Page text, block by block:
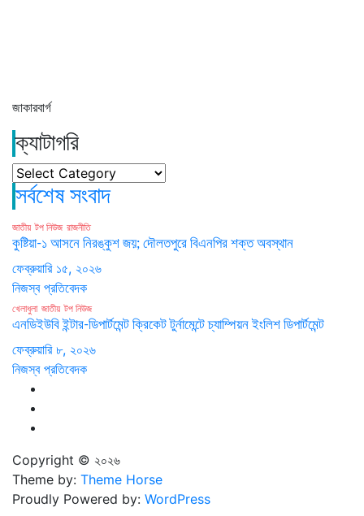
জাকারবার্গ
ক্যাটাগরি
ক্যাটাগরি
সর্বশেষ সংবাদ
জাতীয় টপ নিউজ রাজনীতি
কুষ্টিয়া-১ আসনে নিরঙ্কুশ জয়; দৌলতপুরে বিএনপির শক্ত অবস্থান
ফেব্রুয়ারি ১৫, ২০২৬
নিজস্ব প্রতিবেদক
খেলাধুলা জাতীয় টপ নিউজ
এনডিইউবি ইন্টার-ডিপার্টমেন্ট ক্রিকেট টুর্নামেন্টে চ্যাম্পিয়ন ইংলিশ ডিপার্টমেন্ট
ফেব্রুয়ারি ৮, ২০২৬
নিজস্ব প্রতিবেদক
Copyright © ২০২৬
Theme by: Theme Horse
Proudly Powered by: WordPress